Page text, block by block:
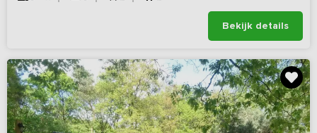
Bekijk details